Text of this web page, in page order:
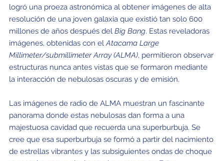
logró una proeza astronómica al obtener imágenes de alta
resolución de una joven galaxia que existió tan solo 600
millones de años después del Big Bang. Estas reveladoras
imágenes, obtenidas con elAtacama Large
Millimeter/submillimeter Array (ALMA), permitieron observar
estructuras nunca antes vistas que se formaron mediante
la interacción de nebulosas oscuras y de emisión.
Las imágenes de radio de ALMA muestran un fascinante
panorama donde estas nebulosas dan forma a una
majestuosa cavidad que recuerda una superburbuja. Se
cree que esa superburbuja se formó a partir del nacimiento
de estrellas vibrantes y las subsiguientes ondas de choque